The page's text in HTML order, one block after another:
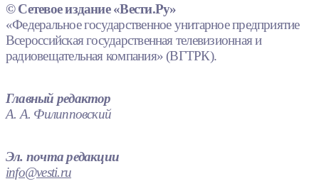
© Сетевое издание «Вести.Ру»
«Федеральное государственное унитарное предприятие
Всероссийская государственная телевизионная и
радиовещательная компания» (ВГТРК).
Главный редактор
А. А. Филипповский
Эл. почта редакции
info@vesti.ru